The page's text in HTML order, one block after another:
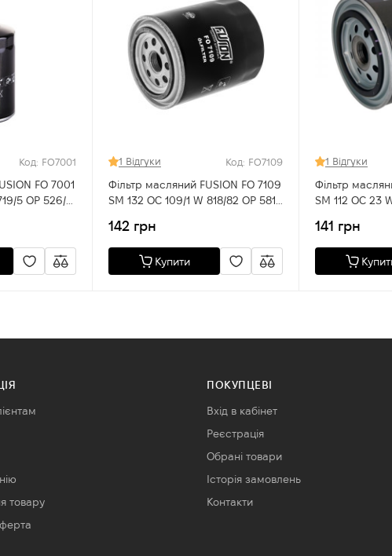
Код: FO7001
FO 7001
1 Відгуки Код: FO7109
Фільтр масляний FUSION FO 7109
SM 132 OC 109/1 W 818/82 OP 581
142 грн
Купити
1 Відгуки
Фільтр
SM 112 OC 23 W 916/1 OP 533 Alfa
141 грн
товару
ПОКУПЦЕВІ
Вхід в кабінет
Реєстрація
Обрані товари
Історія замовлень
Контакти